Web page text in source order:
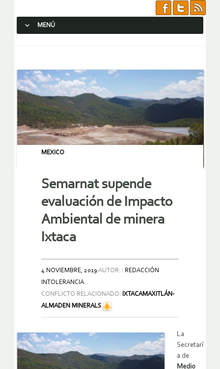
MENÚ
MEXICO
Semarnat supende
evaluación de Impacto
Ambiental de minera
Ixtaca
4 NOVIEMBRE, 2019 AUTOR:
REDACCIÓN
INTOLERANCIA
CONFLICTO RELACIONADO: IXTACAMAXITLÁN-
ALMADEN MINERALS
La
Secretarí
a de
Medio